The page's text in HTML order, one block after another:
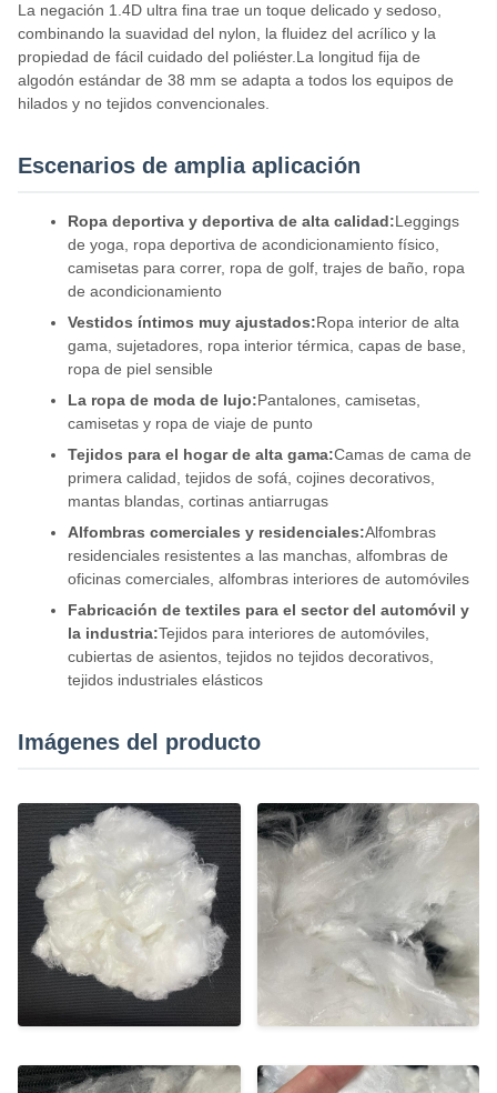
La negación 1.4D ultra fina trae un toque delicado y sedoso,
combinando la suavidad del nylon, la fluidez del acrílico y la
propiedad de fácil cuidado del poliéster.La longitud fija de
algodón estándar de 38 mm se adapta a todos los equipos de
hilados y no tejidos convencionales.
Escenarios de amplia aplicación
Ropa deportiva y deportiva de alta calidad:Leggings
de yoga, ropa deportiva de acondicionamiento físico,
camisetas para correr, ropa de golf, trajes de baño, ropa
de acondicionamiento
Vestidos íntimos muy ajustados:Ropa interior de alta
gama, sujetadores, ropa interior térmica, capas de base,
ropa de piel sensible
La ropa de moda de lujo:Pantalones, camisetas,
camisetas y ropa de viaje de punto
Tejidos para el hogar de alta gama:Camas de cama de
primera calidad, tejidos de sofá, cojines decorativos,
mantas blandas, cortinas antiarrugas
Alfombras comerciales y residenciales:Alfombras
residenciales resistentes a las manchas, alfombras de
oficinas comerciales, alfombras interiores de automóviles
Fabricación de textiles para el sector del automóvil y
la industria:Tejidos para interiores de automóviles,
cubiertas de asientos, tejidos no tejidos decorativos,
tejidos industriales elásticos
Imágenes del producto